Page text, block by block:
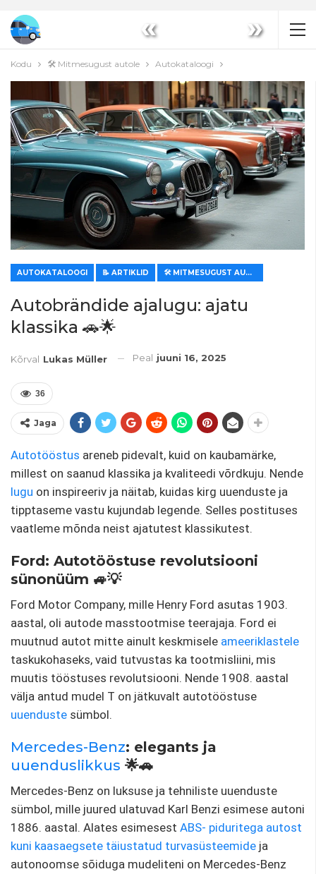
« »
Kodu 🛠️ Mitmesugust autole Autokataloogi
AUTOKATALOOGI 📝 ARTIKLID 🛠️ MITMESUGUST AUTOLE
Autobrändide ajalugu: ajatu
klassika 🚗🌟
Kõrval Lukas Müller Peal juuni 16, 2025
36
Jaga
Autotööstus areneb pidevalt, kuid on kaubamärke,
millest on saanud klassika ja kvaliteedi võrdkuju. Nende
lugu on inspireeriv ja näitab, kuidas kirg uuenduste ja
tipptaseme vastu kujundab legende. Selles postituses
vaatleme mõnda neist ajatutest klassikutest.
Ford: Autotööstuse revolutsiooni
sünonüüm 🚙💡
Ford Motor Company, mille Henry Ford asutas 1903.
aastal, oli autode masstootmise teerajaja. Ford ei
muutnud autot mitte ainult keskmisele ameeriklastele
taskukohaseks, vaid tutvustas ka tootmisliini, mis
muutis tööstuses revolutsiooni. Nende 1908. aastal
välja antud mudel T on jätkuvalt autotööstuse
uuenduste sümbol.
Mercedes-Benz: elegants ja
uuenduslikkus 🌟🚗
Mercedes-Benz on luksuse ja tehniliste uuenduste
sümbol, mille juured ulatuvad Karl Benzi esimese autoni
1886. aastal. Alates esimesest ABS- piduritega autost
kuni kaasaegsete täiustatud turvasüsteemide ja
autonoomse sõiduga mudeliteni on Mercedes-Benz